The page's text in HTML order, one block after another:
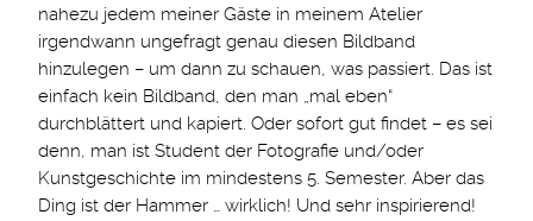
nahezu jedem meiner Gäste in meinem Atelier
irgendwann ungefragt genau diesen Bildband
hinzulegen – um dann zu schauen, was passiert. Das ist
einfach kein Bildband, den man „mal eben“
durchblättert und kapiert. Oder sofort gut findet – es sei
denn, man ist Student der Fotografie und/oder
Kunstgeschichte im mindestens 5. Semester. Aber das
Ding ist der Hammer … wirklich! Und sehr inspirierend!